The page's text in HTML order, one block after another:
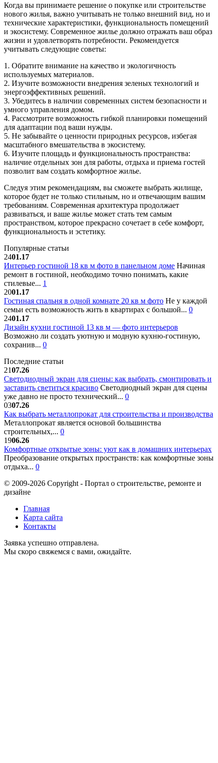
Когда вы принимаете решение о покупке или строительстве
нового жилья, важно учитывать не только внешний вид, но и
технические характеристики, функциональность помещений
и экосистему. Современное жилье должно отражать ваш образ
жизни и удовлетворять потребности. Рекомендуется
учитывать следующие советы:
1. Обратите внимание на качество и экологичность
используемых материалов.
2. Изучите возможности внедрения зеленых технологий и
энергоэффективных решений.
3. Убедитесь в наличии современных систем безопасности и
умного управления домом.
4. Рассмотрите возможность гибкой планировки помещений
для адаптации под ваши нужды.
5. Не забывайте о ценности природных ресурсов, избегая
масштабного вмешательства в экосистему.
6. Изучите площадь и функциональность пространства:
наличие отдельных зон для работы, отдыха и приема гостей
позволит вам создать комфортное жилье.
Следуя этим рекомендациям, вы сможете выбрать жилище,
которое будет не только стильным, но и отвечающим вашим
требованиям. Современная архитектура продолжает
развиваться, и ваше жилье может стать тем самым
пространством, которое прекрасно сочетает в себе комфорт,
функциональность и эстетику.
Популярные статьи
2401.17
Интерьер гостиной 18 кв м фото в панельном доме Начиная
ремонт в гостиной, необходимо точно понимать, какие
стилевые... 1
2001.17
Гостиная спальня в одной комнате 20 кв м фото Не у каждой
семьи есть возможность жить в квартирах с большой... 0
2401.17
Дизайн кухни гостиной 13 кв м — фото интерьеров
Возможно ли создать уютную и модную кухню-гостиную,
сохранив... 0
Последние статьи
2107.26
Светодиодный экран для сцены: как выбрать, смонтировать и
заставить светиться красиво Светодиодный экран для сцены
уже давно не просто технический... 0
0307.26
Как выбрать металлопрокат для строительства и производства
Металлопрокат является основой большинства
строительных,... 0
1906.26
Комфортные открытые зоны: уют как в домашних интерьерах
Преобразование открытых пространств: как комфортные зоны
отдыха... 0
© 2009-2026 Copyright - Портал о строительстве, ремонте и
дизайне
Главная
Карта сайта
Контакты
Заявка успешно отправлена.
Мы скоро свяжемся с вами, ожидайте.